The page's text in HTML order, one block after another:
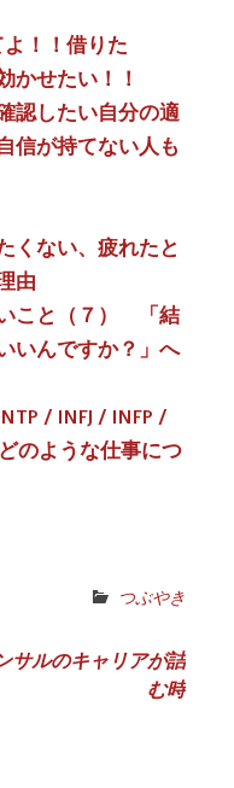
！！借りた
かせたい！！
認したい自分の適
信が持てない人も
くない、疲れたと
由
こと（７） 「結
いんですか？」へ
/ INFJ / INFP /
のような仕事につ
つぶやき
サルのキャリアが詰
む時